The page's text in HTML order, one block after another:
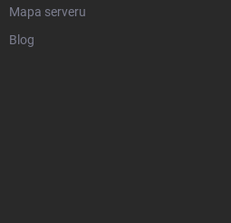
Mapa serveru
Blog